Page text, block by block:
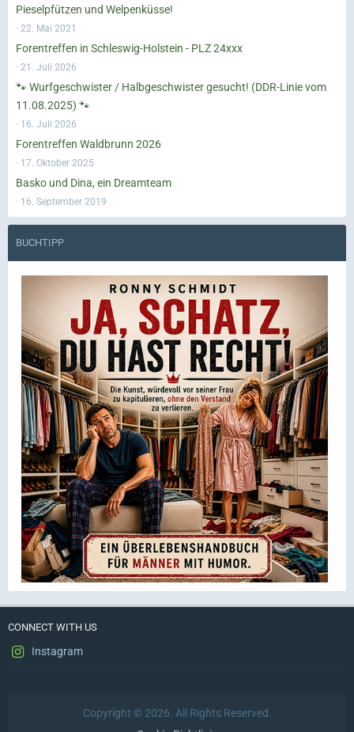
Pieselpfützen und Welpenküsse!
22. Mai 2021
Forentreffen in Schleswig-Holstein - PLZ 24xxx
21. Juli 2026
🐾 Wurfgeschwister / Halbgeschwister gesucht! (DDR-Linie vom
11.08.2025) 🐾
16. Juli 2026
Forentreffen Waldbrunn 2026
17. Oktober 2025
Basko und Dina, ein Dreamteam
16. September 2019
BUCHTIPP
CONNECT WITH US
Instagram
Copyright © 2026. All Rights Reserved.